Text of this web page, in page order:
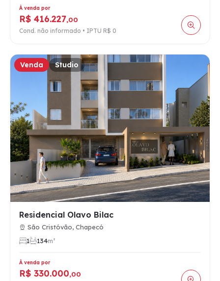
À venda por
R$ 416.227,00
Cond. não informado • IPTU R$ 0
Venda Studio
Residencial Olavo Bilac
São Cristóvão, Chapecó
1
134m²
À venda por
R$ 330.000,00